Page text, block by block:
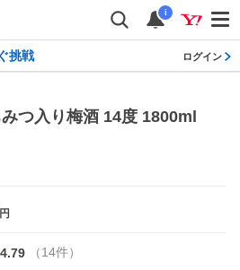
i
挑戦 ログイン
つ入り梅酒 14度 1800ml
円
4.79 （14件）